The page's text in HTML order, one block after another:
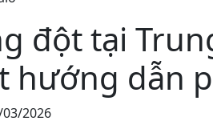
đột tại
hướng dẫn
2026